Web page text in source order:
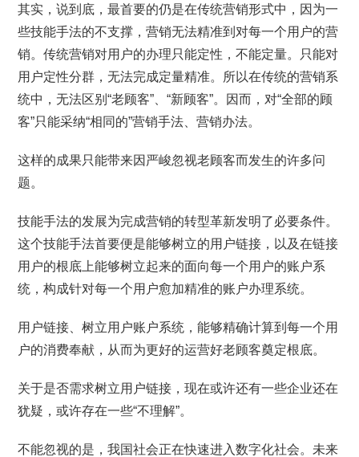
其实，说到底，最首要的仍是在传统营销形式中，因为一
些技能手法的不支撑，营销无法精准到对每一个用户的营
销。传统营销对用户的办理只能定性，不能定量。只能对
用户定性分群，无法完成定量精准。所以在传统的营销系
统中，无法区别“老顾客”、“新顾客”。因而，对“全部的顾
客”只能采纳“相同的”营销手法、营销办法。
这样的成果只能带来因严峻忽视老顾客而发生的许多问
题。
技能手法的发展为完成营销的转型革新发明了必要条件。
这个技能手法首要便是能够树立的用户链接，以及在链接
用户的根底上能够树立起来的面向每一个用户的账户系
统，构成针对每一个用户愈加精准的账户办理系统。
用户链接、树立用户账户系统，能够精确计算到每一个用
户的消费奉献，从而为更好的运营好老顾客奠定根底。
关于是否需求树立用户链接，现在或许还有一些企业还在
犹疑，或许存在一些“不理解”。
不能忽视的是，我国社会正在快速进入数字化社会。未来